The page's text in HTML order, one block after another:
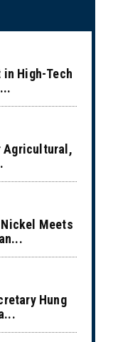
in High-Tech
Agricultural,
Meets
Hung